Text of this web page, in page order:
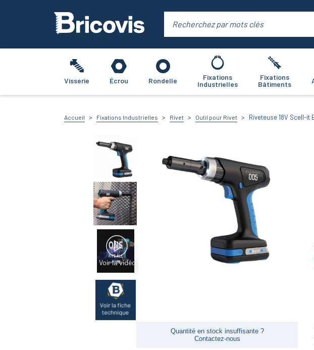
Visserie Écrou Rondelle
Fixations
Industrielles
Fixations
Bâtiments
Accueil Fixations Industrielles Rivet Outil pour Rivet Riveteuse 18V Scell-it
Voir la vidéo
Quantité en stock insuffisante ?
Contactez-nous